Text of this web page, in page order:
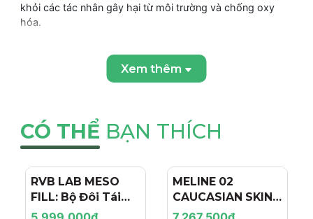
khỏi các tác nhân gây hại từ môi trường và chống oxy
hóa.
cố hàng rào bảo vệ da và cải thiện tông màu da.
lại vẻ ngoài tươi tắn hơn.
Làm săn chắc vùng da quanh mắt, cải thiện độ đàn hồi.
Bảo vệ da khỏi các tác nhân gây hại từ môi trường, giảm
thiểu dấu hiệu lão hóa sớm.
Điều hòa thẩm thấu giúp ngăn ngừa sự tích tụ chất lỏng
Xem thêm
CÓ THỂ BẠN THÍCH
- 4%
RVB LAB MESO
FILL: Bộ Đôi Tái
Tạo & Nâng Cơ
MELINE 02
CAUCASIAN SKIN
DAY/NIGHT / BỘ